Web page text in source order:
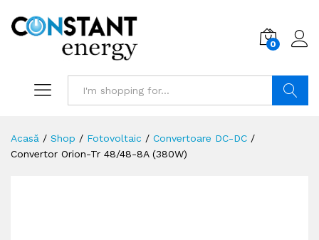
0
Acasă / Shop / Fotovoltaic / Convertoare DC-DC /
Convertor Orion-Tr 48/48-8A (380W)